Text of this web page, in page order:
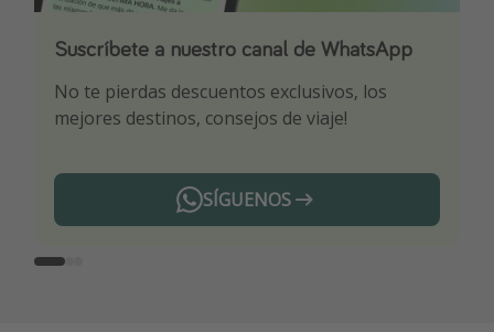
Suscríbete a nuestro canal de WhatsApp
No te pierdas descuentos exclusivos, los
mejores destinos, consejos de viaje!
SÍGUENOS
Descarga nuestra app
Sé el primero en reservar nuestros chollazos
¡Suscríbete a nuestro canal de Telegram!
¡Recibe las mejores ofertas seleccionadas para
ti por nuestros expertos en viajes
Telegram